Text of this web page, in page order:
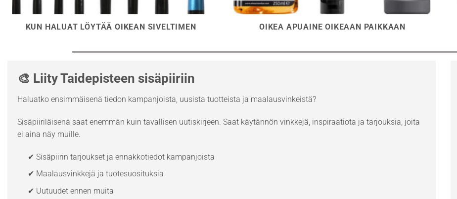
KUN HALUAT LÖYTÄÄ OIKEAN SIVELTIMEN OIKEA APUAINE OIKEAAN PAIKKAAN
🎨 Liity Taidepisteen sisäpiiriin
Haluatko ensimmäisenä tiedon kampanjoista, uusista tuotteista ja maalausvinkeistä?
Sisäpiiriläisenä saat enemmän kuin tavallisen uutiskirjeen. Saat käytännön vinkkejä, inspiraatiota ja tarjouksia, joita
ei aina näy muille.
✔ Sisäpiirin tarjoukset ja ennakkotiedot kampanjoista
✔ Maalausvinkkejä ja tuotesuosituksia
✔ Uutuudet ennen muita